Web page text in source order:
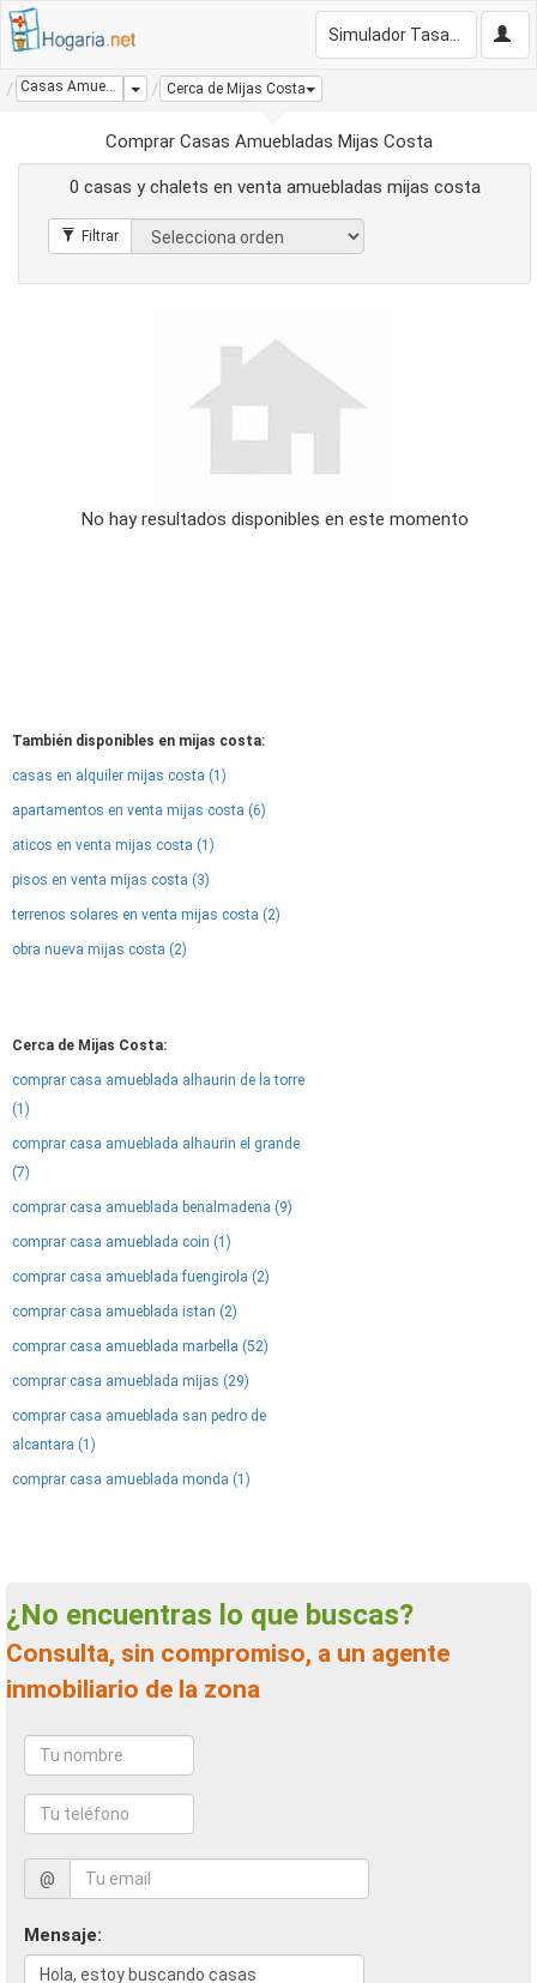
Casas Amuebladas Mijas Costa Dropdown
Cerca de Mijas Costa
Comprar Casas Amuebladas Mijas Costa
0 casas y chalets en venta amuebladas mijas costa
No hay resultados disponibles en este momento
También disponibles en mijas costa:
casas en alquiler mijas costa (1)
apartamentos en venta mijas costa (6)
aticos en venta mijas costa (1)
pisos en venta mijas costa (3)
terrenos solares en venta mijas costa (2)
obra nueva mijas costa (2)
Cerca de Mijas Costa:
comprar casa amueblada alhaurin de la torre
(1)
comprar casa amueblada alhaurin el grande
(7)
comprar casa amueblada benalmadena (9)
comprar casa amueblada coin (1)
comprar casa amueblada fuengirola (2)
comprar casa amueblada istan (2)
comprar casa amueblada marbella (52)
comprar casa amueblada mijas (29)
comprar casa amueblada san pedro de
alcantara (1)
comprar casa amueblada monda (1)
¿No encuentras lo que buscas?
Consulta, sin compromiso, a un agente
inmobiliario de la zona
@
Mensaje: